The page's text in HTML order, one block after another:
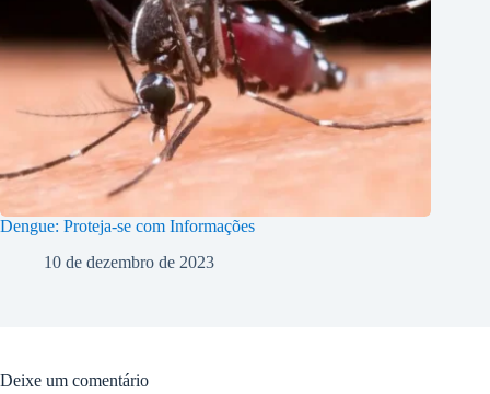
Dengue: Proteja-se com Informações
10 de dezembro de 2023
Deixe um comentário